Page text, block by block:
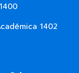
1402